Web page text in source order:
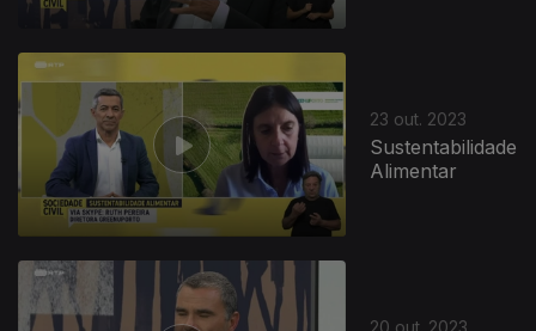
23 out. 2023
Sustentabilidade
Alimentar
20 out. 2023